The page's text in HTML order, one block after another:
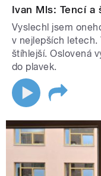
Ivan Mls: Tencí a
Vyslechl jsem
v nejlepších letech.
štíhlejší. Oslovená
do plavek.